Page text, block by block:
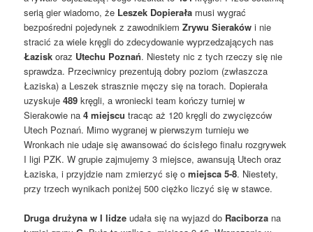
serią gier wiadomo, że Leszek Dopierała musi wygrać
bezpośredni pojedynek z zawodnikiemZrywu Sieraków i nie
stracić za wiele kręgli do zdecydowanie wyprzedzających nas
Łazisk oraz Utechu Poznań. Niestety nic z tych rzeczy się nie
sprawdza. Przeciwnicy prezentują dobry poziom (zwłaszcza
Łaziska) a Leszek strasznie męczy się na torach. Dopierała
uzyskuje489 kręgli, a wroniecki team kończy turniej w
Sierakowie na4 miejscu tracąc aż 120 kręgli do zwycięzców
Utech Poznań. Mimo wygranej w pierwszym turnieju we
Wronkach nie udaje się awansować do ścisłego finału rozgrywek
I ligi PZK. W grupie zajmujemy 3 miejsce, awansują Utech oraz
Łaziska, i przyjdzie nam zmierzyć się omiejsca 5-8. Niestety,
przy trzech wynikach poniżej 500 ciężko liczyć się w stawce.
Druga drużyna w I lidze udała się na wyjazd do Raciborza na